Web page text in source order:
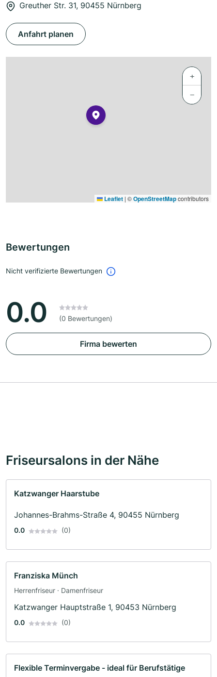
Greuther Str. 31, 90455 Nürnberg
Anfahrt planen
+
−
Leaflet | ©OpenStreetMapcontributors
Bewertungen
Nicht verifizierte Bewertungen
0.0 (0 Bewertungen)
Firma bewerten
Friseursalons in der Nähe
Katzwanger Haarstube
Johannes-Brahms-Straße 4, 90455 Nürnberg
0.0 (0)
Franziska Münch
Herrenfriseur · Damenfriseur
Katzwanger Hauptstraße 1, 90453 Nürnberg
0.0 (0)
Flexible Terminvergabe - ideal für Berufstätige